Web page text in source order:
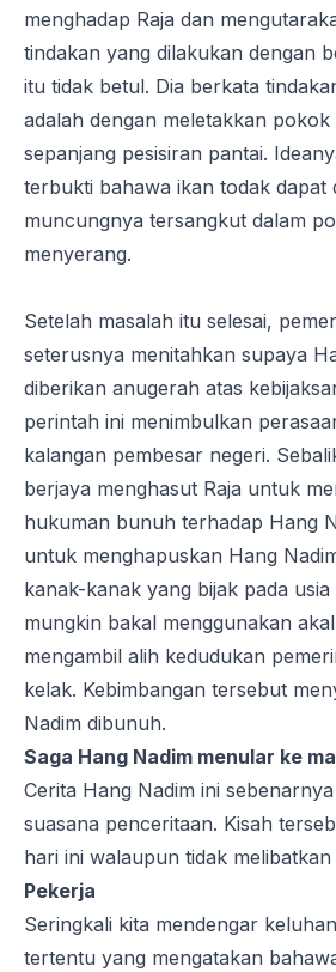
menghadap Raja dan
tindakan yang dilakukan dengan
itu tidak betul. Dia berkata
adalah dengan meletakkan pokok
sepanjang pesisiran pantai.
terbukti bahawa ikan todak dapat
muncungnya tersangkut dalam
menyerang.
Setelah masalah itu selesai,
seterusnya menitahkan supaya
diberikan anugerah atas
perintah ini menimbulkan
kalangan pembesar negeri.
berjaya menghasut Raja untuk
hukuman bunuh terhadap Hang
untuk menghapuskan Hang
kanak-kanak yang bijak pada usia
mungkin bakal menggunakan
mengambil alih kedudukan
kelak. Kebimbangan tersebut
Nadim dibunuh.
Saga Hang Nadim menular ke
Cerita Hang Nadim ini
suasana penceritaan. Kisah
hari ini walaupun tidak
Pekerja
Seringkali kita mendengar
tertentu yang mengatakan